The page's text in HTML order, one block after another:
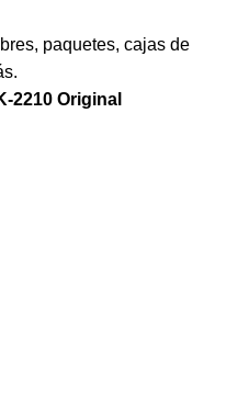
paquetes, cajas de
2210 Original